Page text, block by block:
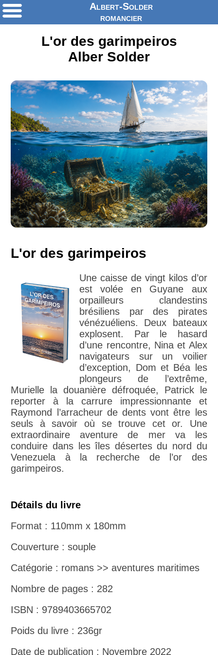
Albert-Solder
romancier
L'or des garimpeiros
Alber Solder
L'or des garimpeiros
Une caisse de vingt kilos d’or
est volée en Guyane aux
orpailleurs clandestins
brésiliens par des pirates
vénézuéliens. Deux bateaux
explosent. Par le hasard
d’une rencontre, Nina et Alex
navigateurs sur un voilier
d’exception, Dom et Béa les
plongeurs de l’extrême,
Murielle la douanière défroquée, Patrick le
reporter à la carrure impressionnante et
Raymond l’arracheur de dents vont être les
seuls à savoir où se trouve cet or. Une
extraordinaire aventure de mer va les
conduire dans les îles désertes du nord du
Venezuela à la recherche de l’or des
garimpeiros.
Détails du livre
Format : 110mm x 180mm
Couverture : souple
Catégorie : romans >> aventures maritimes
Nombre de pages : 282
ISBN : 9789403665702
Poids du livre : 236gr
Date de publication : Novembre 2022